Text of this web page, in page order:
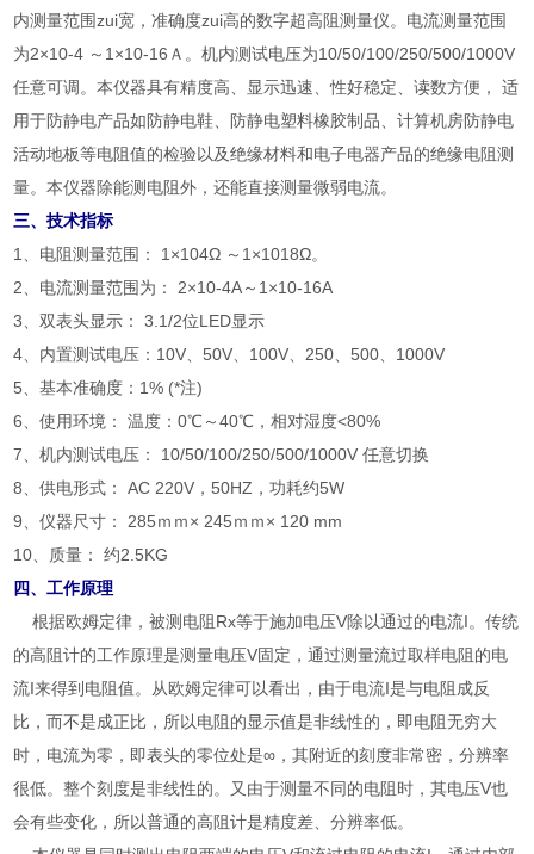
内测量范围zui宽，准确度zui高的数字超高阻测量仪。电流测量范围
为2×10-4 ～1×10-16Ａ。机内测试电压为10/50/100/250/500/1000V
任意可调。本仪器具有精度高、显示迅速、性好稳定、读数方便， 适
用于防静电产品如防静电鞋、防静电塑料橡胶制品、计算机房防静电
活动地板等电阻值的检验以及绝缘材料和电子电器产品的绝缘电阻测
量。本仪器除能测电阻外，还能直接测量微弱电流。
三、技术指标
1、电阻测量范围： 1×104Ω ～1×1018Ω。
2、电流测量范围为： 2×10-4A～1×10-16A
3、双表头显示： 3.1/2位LED显示
4、内置测试电压：10V、50V、100V、250、500、1000V
5、基本准确度：1% (*注)
6、使用环境： 温度：0℃～40℃，相对湿度<80%
7、机内测试电压： 10/50/100/250/500/1000V 任意切换
8、供电形式： AC 220V，50HZ，功耗约5W
9、仪器尺寸： 285ｍｍ× 245ｍｍ× 120 mm
10、质量： 约2.5KG
四、工作原理
根据欧姆定律，被测电阻Rx等于施加电压V除以通过的电流I。传统
的高阻计的工作原理是测量电压V固定，通过测量流过取样电阻的电
流I来得到电阻值。从欧姆定律可以看出，由于电流I是与电阻成反
比，而不是成正比，所以电阻的显示值是非线性的，即电阻无穷大
时，电流为零，即表头的零位处是∞，其附近的刻度非常密，分辨率
很低。整个刻度是非线性的。又由于测量不同的电阻时，其电压V也
会有些变化，所以普通的高阻计是精度差、分辨率低。